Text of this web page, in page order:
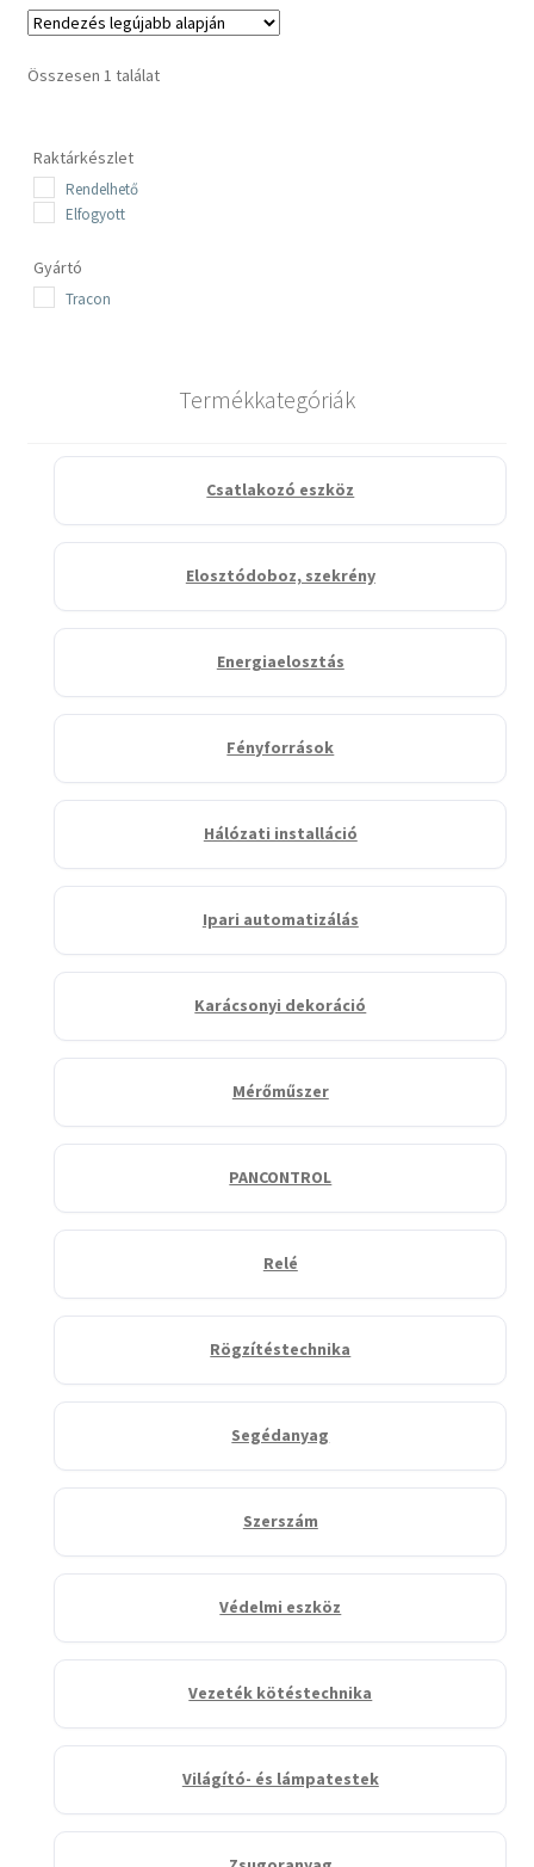
Összesen 1 találat
Raktárkészlet
Rendelhető
Elfogyott
Gyártó
Tracon
Termékkategóriák
Csatlakozó eszköz
Elosztódoboz, szekrény
Energiaelosztás
Fényforrások
Hálózati installáció
Ipari automatizálás
Karácsonyi dekoráció
Mérőműszer
PANCONTROL
Relé
Rögzítéstechnika
Segédanyag
Szerszám
Védelmi eszköz
Vezeték kötéstechnika
Világító- és lámpatestek